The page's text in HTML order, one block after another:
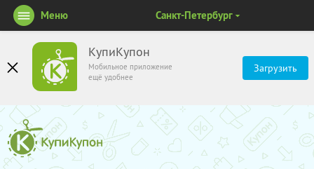
КупиКупон
Мобильное приложение
ещё удобнее
Загрузить
Меню Санкт-Петербург